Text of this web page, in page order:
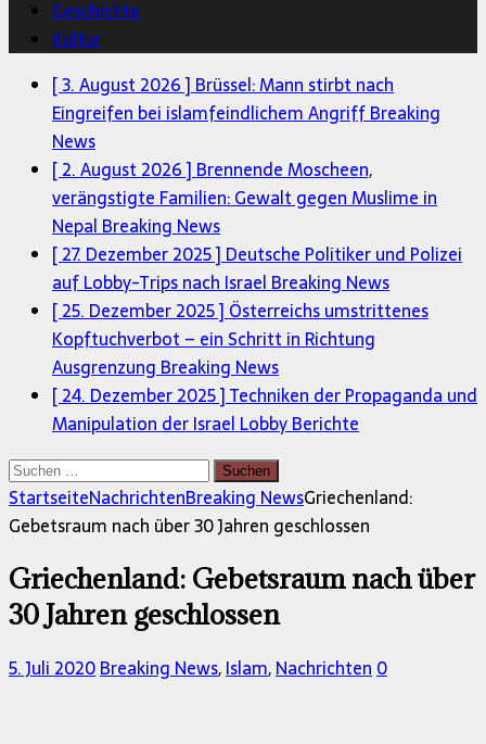
Geschichte
Kultur
[ 3. August 2026 ] Brüssel: Mann stirbt nach
Eingreifen bei islamfeindlichem AngriffBreaking
News
[ 2. August 2026 ] Brennende Moscheen,
verängstigte Familien: Gewalt gegen Muslime in
Nepal Breaking News
[ 27. Dezember 2025 ] Deutsche Politiker und Polizei
auf Lobby-Trips nach Israel Breaking News
[ 25. Dezember 2025 ] Österreichs umstrittenes
Kopftuchverbot – ein Schritt in Richtung
Ausgrenzung Breaking News
[ 24. Dezember 2025 ]Techniken der Propaganda und
Manipulation der Israel LobbyBerichte
Suchen
nach:
StartseiteNachrichtenBreaking NewsGriechenland:
Gebetsraum nach über 30 Jahren geschlossen
Griechenland: Gebetsraum nach über
30 Jahren geschlossen
5. Juli 2020Breaking News,Islam,Nachrichten0